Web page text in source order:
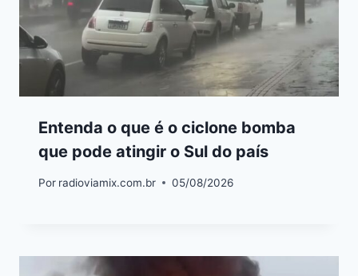
Entenda o que é o ciclone bomba
que pode atingir o Sul do país
Por radioviamix.com.br 05/08/2026